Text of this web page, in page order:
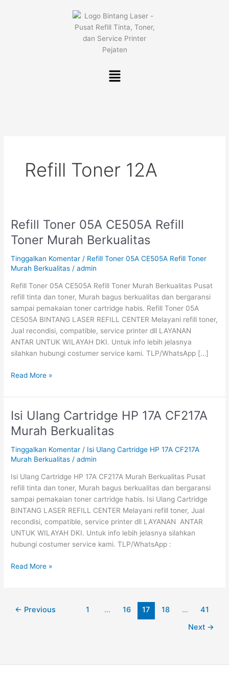
Menu
Refill Toner 12A
Refill Toner 05A CE505A Refill
Toner Murah Berkualitas
Tinggalkan Komentar / Refill Toner 05A CE505A Refill Toner
Murah Berkualitas /admin
Refill Toner 05A CE505A Refill Toner Murah Berkualitas Pusat
refill tinta dan toner, Murah bagus berkualitas dan bergaransi
sampai pemakaian toner cartridge habis. Refill Toner 05A
CE505A BINTANG LASER REFILL CENTER Melayani refill toner,
Jual recondisi, compatible, service printer dll LAYANAN
ANTAR UNTUK WILAYAH DKI. Untuk info lebih jelasnya
silahkan hubungi costumer service kami. TLP/WhatsApp […]
Refill
Toner
05A
CE505A
Refill
Murah
Berkualitas
Read More »
Isi Ulang Cartridge HP 17A CF217A
Murah Berkualitas
Tinggalkan Komentar / Isi Ulang Cartridge HP 17A CF217A
Murah Berkualitas /admin
Isi Ulang Cartridge HP 17A CF217A Murah Berkualitas Pusat
refill tinta dan toner, Murah bagus berkualitas dan bergaransi
sampai pemakaian toner cartridge habis. Isi Ulang Cartridge
BINTANG LASER REFILL CENTER Melayani refill toner, Jual
recondisi, compatible, service printer dll LAYANAN ANTAR
UNTUK WILAYAH DKI. Untuk info lebih jelasnya silahkan
hubungi costumer service kami. TLP/WhatsApp :
Isi
Ulang
Cartridge
HP
17A
Murah
Berkualitas
Read More »
← Previous 1 … 16 17 18 …
41
Next →